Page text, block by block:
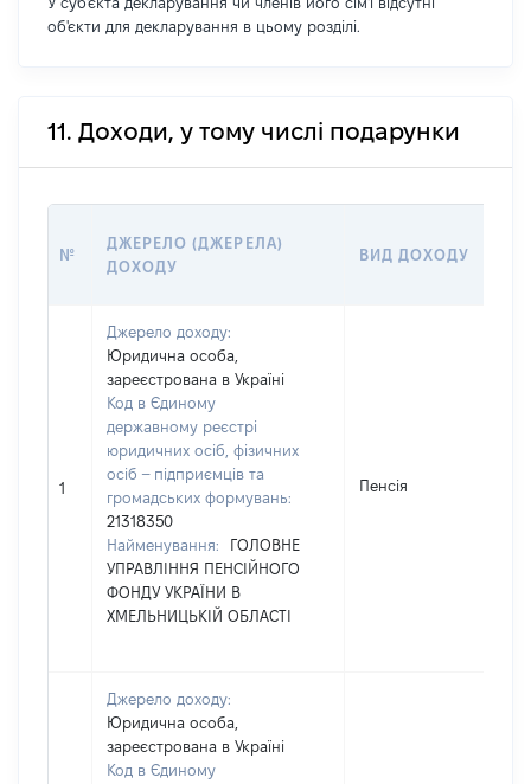
об'єкти для декларування в цьому розділі.
11. Доходи, у тому числі подарунки
№
ДЖЕРЕЛО (ДЖЕРЕЛА)
ДОХОДУ
ВИД ДОХОДУ
1
Джерело доходу:
Юридична особа,
зареєстрована в Україні
Код в Єдиному
державному реєстрі
юридичних осіб, фізичних
осіб – підприємців та
громадських формувань:
21318350
Найменування:
ГОЛОВНЕ
УПРАВЛІННЯ ПЕНСІЙНОГО
ФОНДУ УКРАЇНИ В
ХМЕЛЬНИЦЬКІЙ ОБЛАСТІ
Пенсія
Джерело доходу:
Юридична особа,
зареєстрована в Україні
Код в Єдиному